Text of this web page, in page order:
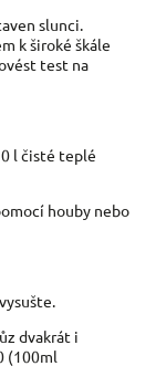
slunci.
k široké škále
test na
l čisté teplé
houby nebo
dvakrát i
(100ml